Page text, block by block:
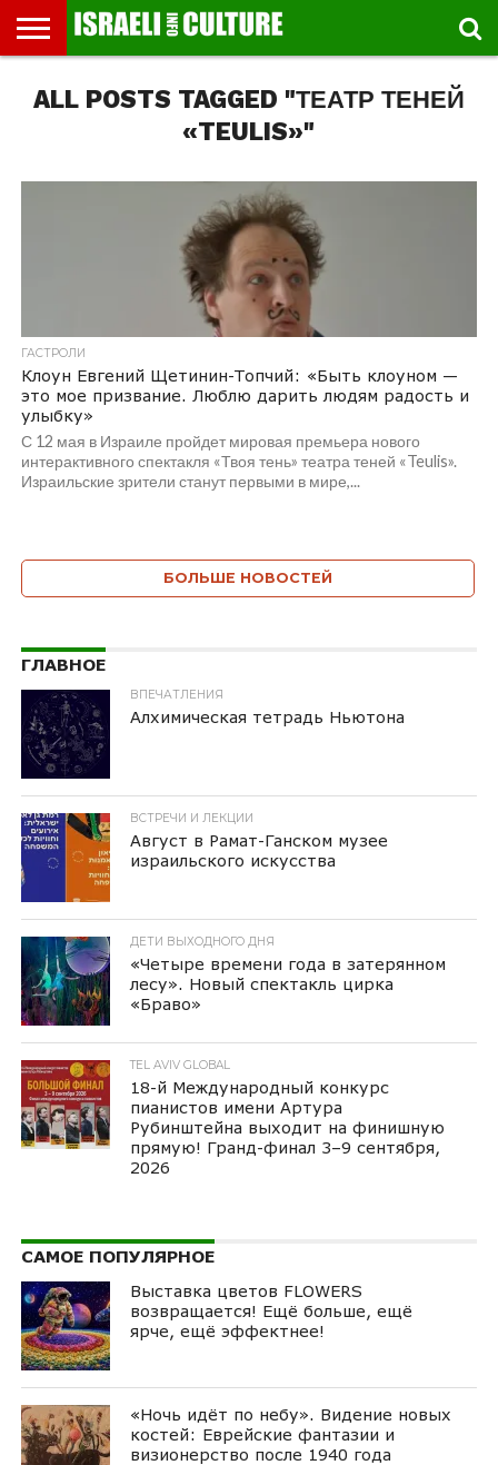
МУЗЕИ
СТРАНА
ФЕСТИВАЛЕЙ
ТЕАТР
КНИГИ.
ТЕКСТЫ
МУЗЫКА
РЕЛИГИЯ/
ИСТОРИЯ
ДВИЖЕНИЕ
ДЕТИ
ВЫХОДНОГО
МАРШРУТЫ
ПРОГУЛЬЩИКА
ВИДЕО-
РЕЧИ
ВПЕЧАТЛЕНИЯ
ВСТРЕЧИ
И
ИНТЕРВЬЮ
КИНО
TEL
AVIV
ALL POSTS TAGGED "ТЕАТР ТЕНЕЙ
«TEULIS»"
ГАСТРОЛИ
Клоун Евгений Щетинин-Топчий: «Быть клоуном —
это мое призвание. Люблю дарить людям радость и
улыбку»
С 12 мая в Израиле пройдет мировая премьера нового
интерактивного спектакля «Твоя тень» театра теней «Teulis».
Израильские зрители станут первыми в мире,...
БОЛЬШЕ НОВОСТЕЙ
ГЛАВНОЕ
ВПЕЧАТЛЕНИЯ
Алхимическая тетрадь Ньютона
ВСТРЕЧИ И ЛЕКЦИИ
Август в Рамат-Ганском музее
израильского искусства
ДЕТИ ВЫХОДНОГО ДНЯ
«Четыре времени года в затерянном
лесу». Новый спектакль цирка
«Браво»
TEL AVIV GLOBAL
18-й Международный конкурс
пианистов имени Артура
Рубинштейна выходит на финишную
прямую! Гранд-финал 3–9 сентября,
2026
САМОЕ ПОПУЛЯРНОЕ
Выставка цветов FLOWERS
возвращается! Ещё больше, ещё
ярче, ещё эффектнее!
«Ночь идёт по небу». Видение новых
костей: Еврейские фантазии и
визионерство после 1940 года